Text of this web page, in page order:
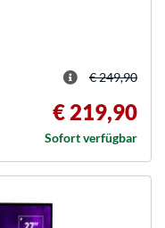
€ 249,90
€ 219,90
Sofort verfügbar